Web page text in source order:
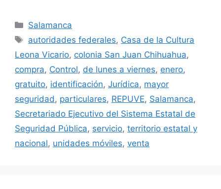
Categorías
Salamanca
Etiquetas
autoridades federales, Casa de la Cultura
Leona Vicario, colonia San Juan Chihuahua,
compra, Control, de lunes a viernes, enero,
gratuito, identificación, Jurídica, mayor
seguridad , particulares, REPUVE, Salamanca,
Secretariado Ejecutivo del Sistema Estatal de
Seguridad Pública, servicio, territorio estatal y
nacional, unidades móviles, venta